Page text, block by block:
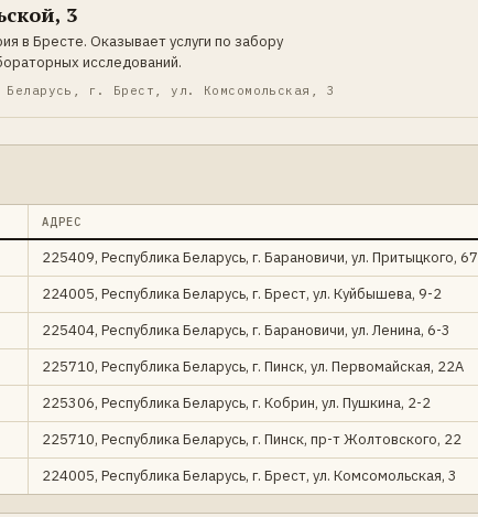
3
в Бресте. Оказывает услуги по забору
исследований.
Беларусь, г. Брест, ул. Комсомольская, 3
АДРЕС
225409, Республика Беларусь, г. Барановичи, ул. Притыцкого, 67
224005, Республика Беларусь, г. Брест, ул. Куйбышева, 9-2
225404, Республика Беларусь, г. Барановичи, ул. Ленина, 6-3
225710, Республика Беларусь, г. Пинск, ул. Первомайская, 22А
225306, Республика Беларусь, г. Кобрин, ул. Пушкина, 2-2
225710, Республика Беларусь, г. Пинск, пр-т Жолтовского, 22
224005, Республика Беларусь, г. Брест, ул. Комсомольская, 3